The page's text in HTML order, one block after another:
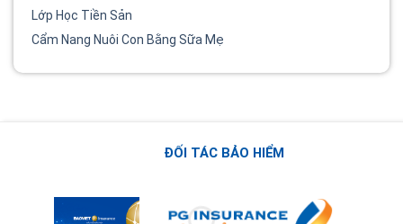
Lớp Học Tiền Sản
Cẩm Nang Nuôi Con Bằng Sữa Mẹ
ĐỐI TÁC BẢO HIỂM